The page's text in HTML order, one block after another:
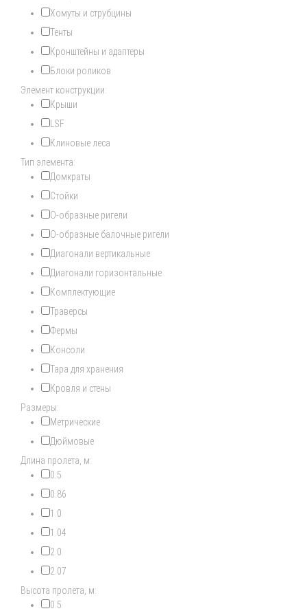
Хомуты и струбцины
Тенты
Кронштейны и адаптеры
Блоки роликов
Элемент конструкции:
Крыши
LSF
Клиновые леса
Тип элемента:
Домкраты
Стойки
О-образные ригели
О-образные балочные ригели
Диагонали вертикальные
Диагонали горизонтальные
Комплектующие
Траверсы
Фермы
Консоли
Тара для хранения
Кровля и стены
Размеры:
Метрические
Дюймовые
Длина пролета, м:
0.5
0.86
1.0
1.04
2.0
2.07
Высота пролета, м:
0.5